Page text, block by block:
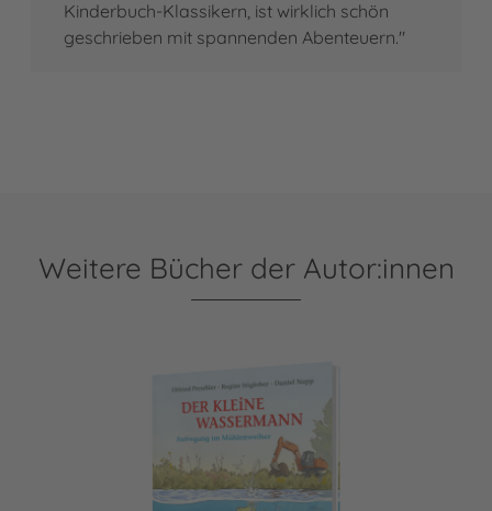
Kinderbuch-Klassikern, ist wirklich schön
geschrieben mit spannenden Abenteuern."
Weitere Bücher der Autor:innen